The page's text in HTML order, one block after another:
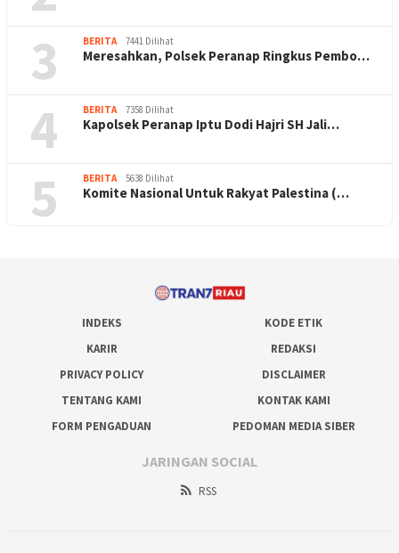
3 BERITA 7441 Dilihat
Meresahkan, Polsek Peranap Ringkus Pembo…
4 BERITA 7358 Dilihat
Kapolsek Peranap Iptu Dodi Hajri SH Jali…
5 BERITA 5638 Dilihat
Komite Nasional Untuk Rakyat Palestina (…
INDEKS
KODE ETIK
KARIR
REDAKSI
PRIVACY POLICY
DISCLAIMER
TENTANG KAMI
KONTAK KAMI
FORM PENGADUAN
PEDOMAN MEDIA SIBER
JARINGAN SOCIAL
RSS